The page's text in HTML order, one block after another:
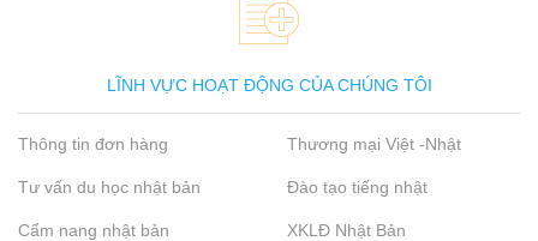
LĨNH VỰC HOẠT ĐỘNG CỦA CHÚNG TÔI
Thông tin đơn hàng Thương mại Việt -Nhật
Tư vấn du học nhật bản Đào tạo tiếng nhật
Cẩm nang nhật bản XKLĐ Nhật Bản